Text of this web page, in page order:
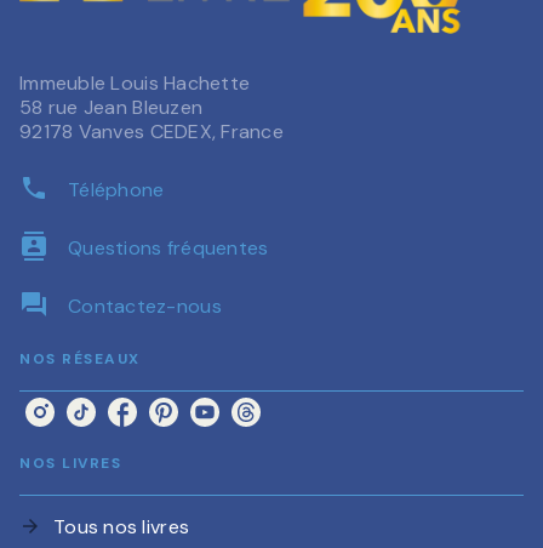
Immeuble Louis Hachette
58 rue Jean Bleuzen
92178 Vanves CEDEX, France
phone Téléphone
contacts Questions fréquentes
question_answer Contactez-nous
NOS RÉSEAUX
NOS LIVRES
arrow_forward Tous nos livres